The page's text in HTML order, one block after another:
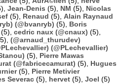
Jean-Denis (5), NM (5), Nicolas
(5), Renaud (5), Alain Raynaud
(@bvanryb) (5), Boris
(5), cedric naux (@cnaux) (5),
(@arnaud_thurudev)
(@PLechevallier)
(5), Pierre Mawas
(@fabricecamurat) (5), Hugues
(5), Pierre Metivier
Severac (5), hervet (5), Joel (5)